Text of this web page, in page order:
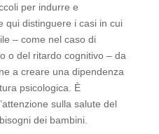
per indurre e
qui distinguere i casi in cui
– come nel caso di
o del ritardo cognitivo – da
a creare una dipendenza
psicologica. È
sulla salute del
dei bambini.